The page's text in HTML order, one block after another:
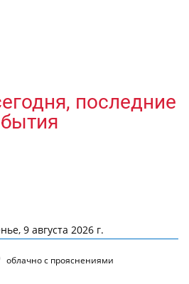
последние
9 августа 2026 г.
облачно с прояснениями